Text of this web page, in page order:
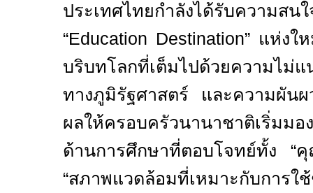
ประเทศไทยกำลังได้รับความสน
“Education Destination” แห่งใ
บริบทโลกที่เต็มไปด้วยความไ
ทางภูมิรัฐศาสตร์ และความผัน
ผลให้ครอบครัวนานาชาติเริ่มมอ
ด้านการศึกษาที่ตอบโจทย์ทั้ง “คุ
“สภาพแวดล้อมที่เหมาะกับการใ